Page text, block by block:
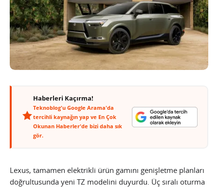
Haberleri Kaçırma!
Teknoblog'u Google Arama'da
tercihli kaynağın yap ve En Çok
Okunan Haberler'de bizi daha sık
gör.
Lexus, tamamen elektrikli ürün gamını genişletme planları
doğrultusunda yeni TZ modelini duyurdu. Üç sıralı oturma